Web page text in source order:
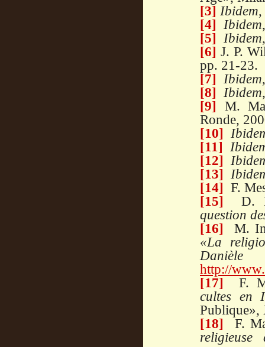
[3] Ibidem
[4] Ibidem
[5] Ibidem
[6] J. P.
pp. 21-23.
[7] Ibidem
[8] Ibidem
[9] M.
Ronde,
[10]
[11]
[12]
[13]
[14] F.
[15] D.
question
[16] M.
«La
http://
[17] F.
cultes en
[18] F.